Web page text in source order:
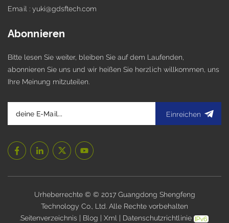
Email : yuki@gdsftech.com
Abonnieren
Bitte lesen Sie weiter, bleiben Sie auf dem Laufenden,
abonnieren Sie uns und wir heißen Sie herzlich willkommen, uns
Ihre Meinung mitzuteilen.
Einreichen
Urheberrechte © © 2017 Guangdong Shengfeng
Technology Co., Ltd. Alle Rechte vorbehalten
.Seitenverzeichnis Blog Xml| Datenschutzrichtlinie